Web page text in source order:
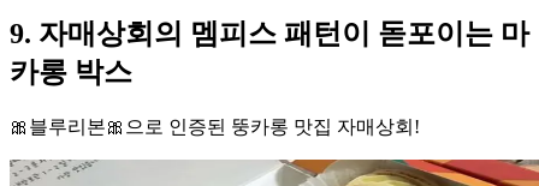
9. 자매상회의 멤피스 패턴이 돋포이는 마
카롱 박스
🎀블루리본🎀으로 인증된 뚱카롱 맛집 자매상회!